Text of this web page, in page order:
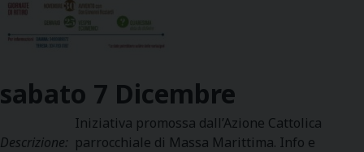
sabato 7 Dicembre
Descrizione:
Iniziativa promossa dall’Azione Cattolica
parrocchiale di Massa Marittima. Info e